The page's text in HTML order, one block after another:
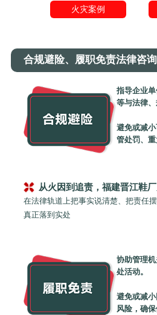
火灾案例
合规避险、履职免责法律咨
指导企业
等与法律、
避免或减
管处罚、重
从火因到追责，福建晋江鞋
在法律轨道上把事实说清楚、把责任
真正落到实处
协助管理
处活动。
避免或减
风险，确保